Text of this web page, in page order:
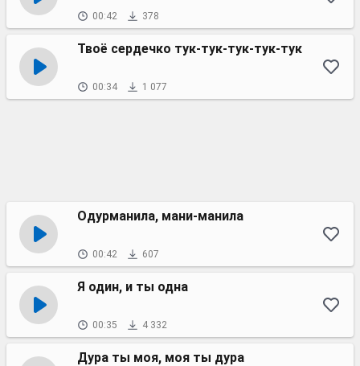
00:42 378
Твоё сердечко тук-тук-тук-тук-тук
00:34 1 077
Одурманила, мани-манила
00:42 607
Я один, и ты одна
00:35 4 332
Дура ты моя, моя ты дура